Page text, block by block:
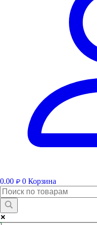
0.00 ₽ 0 Корзина